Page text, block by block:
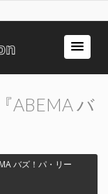
ABEMA バ
バズ！パ・リー